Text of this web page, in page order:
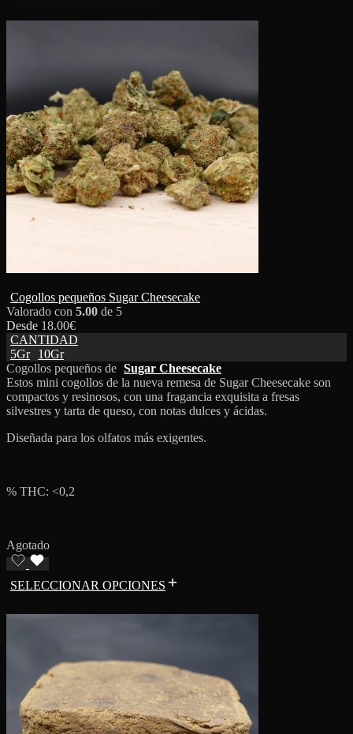
Cogollos pequeños Sugar Cheesecake
Valorado con 5.00 de 5
Desde 18.00€
CANTIDAD
5Gr
10Gr
Cogollos pequeños de Sugar Cheesecake
Estos mini cogollos de la nueva remesa de Sugar Cheesecake son
compactos y resinosos, con una fragancia exquisita a fresas
silvestres y tarta de queso, con notas dulces y ácidas.
Diseñada para los olfatos más exigentes.
% THC: <0,2
Agotado
SELECCIONAR OPCIONES